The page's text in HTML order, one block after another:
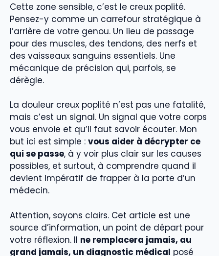
Cette zone sensible, c’est le creux poplité.
Pensez-y comme un carrefour stratégique à
l’arrière de votre genou. Un lieu de passage
pour des muscles, des tendons, des nerfs et
des vaisseaux sanguins essentiels. Une
mécanique de précision qui, parfois, se
dérègle.
La douleur creux poplité n’est pas une fatalité,
mais c’est un signal. Un signal que votre corps
vous envoie et qu’il faut savoir écouter. Mon
but ici est simple : vous aider à décrypter ce
qui se passe, à y voir plus clair sur les causes
possibles, et surtout, à comprendre quand il
devient impératif de frapper à la porte d’un
médecin.
Attention, soyons clairs. Cet article est une
source d’information, un point de départ pour
votre réflexion. Il ne remplacera jamais, au
grand jamais, un diagnostic médical posé